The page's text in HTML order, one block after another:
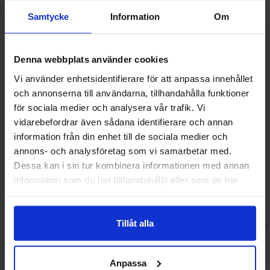
Samtycke Information Om
Denna webbplats använder cookies
Vi använder enhetsidentifierare för att anpassa innehållet
och annonserna till användarna, tillhandahålla funktioner
för sociala medier och analysera vår trafik. Vi
vidarebefordrar även sådana identifierare och annan
information från din enhet till de sociala medier och
annons- och analysföretag som vi samarbetar med.
Dessa kan i sin tur kombinera informationen med annan
information som du har tillhandahållit eller som de har
Tillåt alla
Anpassa
Fini Watermelon Lollipop 100st
519.90 kr
Kjøp
Fini Vampire